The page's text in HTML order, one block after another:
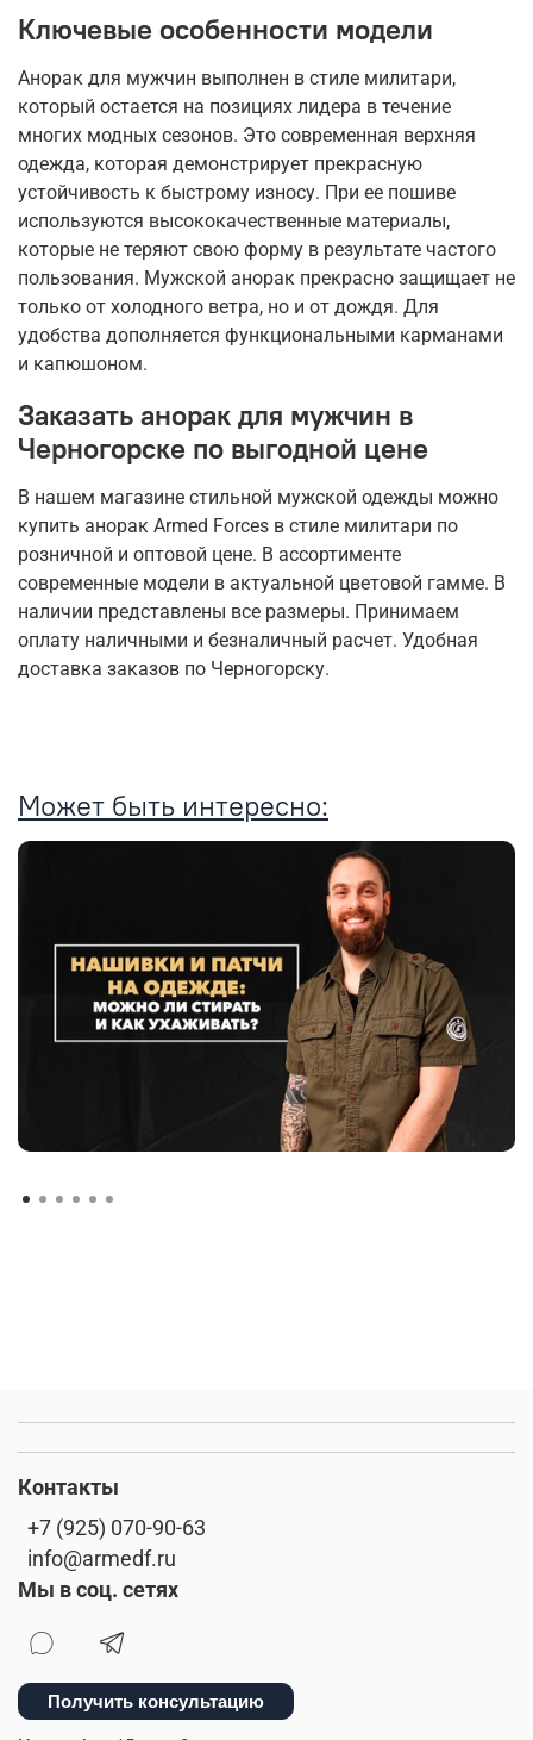
Ключевые особенности модели
Анорак для мужчин выполнен в стиле милитари,
который остается на позициях лидера в течение
многих модных сезонов. Это современная верхняя
одежда, которая демонстрирует прекрасную
устойчивость к быстрому износу. При ее пошиве
используются высококачественные материалы,
которые не теряют свою форму в результате частого
пользования. Мужской анорак прекрасно защищает не
только от холодного ветра, но и от дождя. Для
удобства дополняется функциональными карманами
и капюшоном.
Заказать анорак для мужчин в
Черногорске по выгодной цене
В нашем магазине стильной мужской одежды можно
купить анорак Armed Forces в стиле милитари по
розничной и оптовой цене. В ассортименте
современные модели в актуальной цветовой гамме. В
наличии представлены все размеры. Принимаем
оплату наличными и безналичный расчет. Удобная
доставка заказов по Черногорску.
Может быть интересно:
Контакты
+7 (925) 070-90-63
info@armedf.ru
Мы в соц. сетях
Получить консультацию